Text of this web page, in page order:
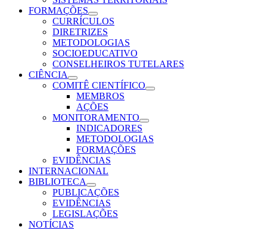
FORMAÇÕES
CURRÍCULOS
DIRETRIZES
METODOLOGIAS
SOCIOEDUCATIVO
CONSELHEIROS TUTELARES
CIÊNCIA
COMITÊ CIENTÍFICO
MEMBROS
AÇÕES
MONITORAMENTO
INDICADORES
METODOLOGIAS
FORMAÇÕES
EVIDÊNCIAS
INTERNACIONAL
BIBLIOTECA
PUBLICAÇÕES
EVIDÊNCIAS
LEGISLAÇÕES
NOTÍCIAS